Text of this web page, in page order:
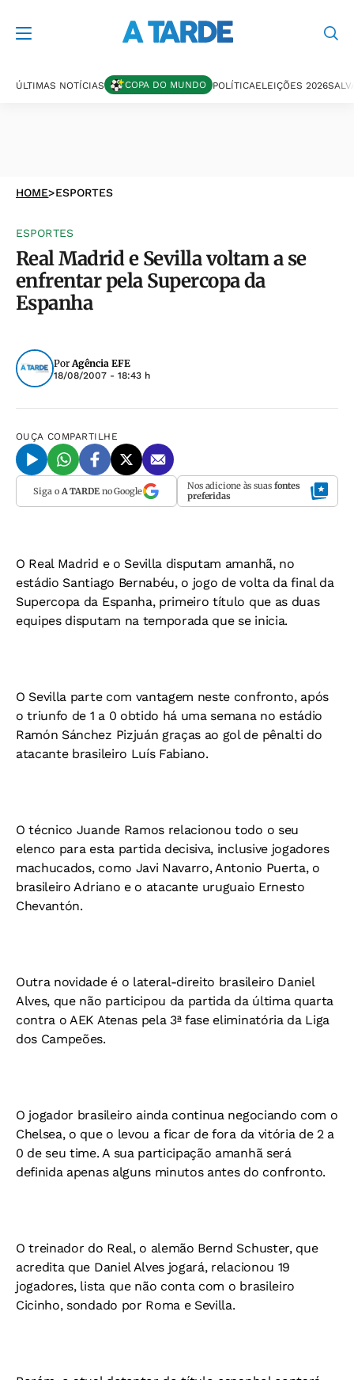
ÚLTIMAS NOTÍCIAS COPA DO MUNDO POLÍTICAELEIÇÕES 2026
HOME>ESPORTES
ESPORTES
Real Madrid e Sevilla voltam a se
enfrentar pela Supercopa da
Espanha
PorAgência EFE
18/08/2007 - 18:43 h
OUÇA COMPARTILHE
Siga o A TARDEno Google Nos adicione às suas fontes
preferidas
O Real Madrid e o Sevilla disputam amanhã, no
estádio Santiago Bernabéu, o jogo de volta da final da
Supercopa da Espanha, primeiro título que as duas
equipes disputam na temporada que se inicia.
O Sevilla parte com vantagem neste confronto, após
o triunfo de 1 a 0 obtido há uma semana no estádio
Ramón Sánchez Pizjuán graças ao gol de pênalti do
atacante brasileiro Luís Fabiano.
O técnico Juande Ramos relacionou todo o seu
elenco para esta partida decisiva, inclusive jogadores
machucados, como Javi Navarro, Antonio Puerta, o
brasileiro Adriano e o atacante uruguaio Ernesto
Chevantón.
Outra novidade é o lateral-direito brasileiro Daniel
Alves, que não participou da partida da última quarta
contra o AEK Atenas pela 3ª fase eliminatória da Liga
dos Campeões.
O jogador brasileiro ainda continua negociando com o
Chelsea, o que o levou a ficar de fora da vitória de 2 a
0 de seu time. A sua participação amanhã será
definida apenas alguns minutos antes do confronto.
O treinador do Real, o alemão Bernd Schuster, que
acredita que Daniel Alves jogará, relacionou 19
jogadores, lista que não conta com o brasileiro
Cicinho, sondado por Roma e Sevilla.